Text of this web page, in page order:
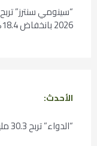
2026 بانخفاض 18.4%
الأحدث:
“الدواء” تربح 30.3 مليون ريال في الربع الثاني من 2026